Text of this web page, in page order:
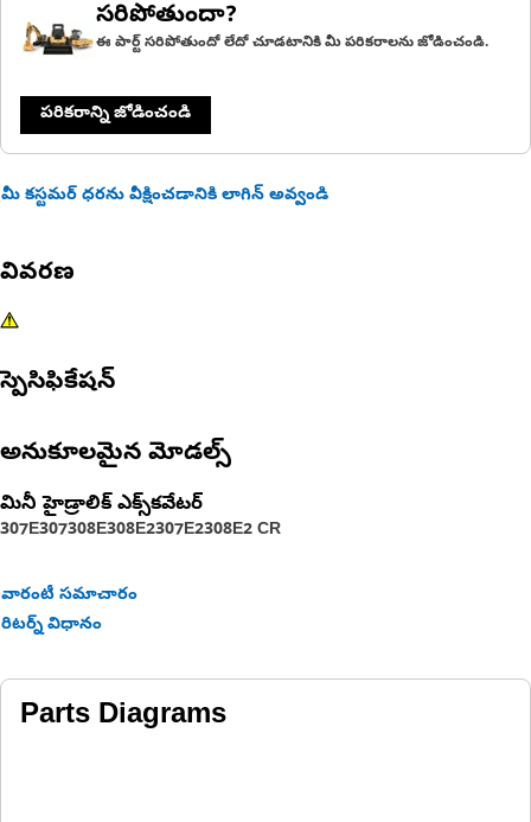
సరిపోతుందా?
ఈ పార్ట్ సరిపోతుందో లేదో చూడటానికి మీ పరికరాలను జోడించండి.
పరికరాన్ని జోడించండి
మీ కస్టమర్ ధరను వీక్షించడానికి లాగిన్ అవ్వండి
వివరణ
స్పెసిఫికేషన్
అనుకూలమైన మోడల్స్
మినీ హైడ్రాలిక్ ఎక్స్‌కవేటర్
307E307308E308E2307E2308E2 CR
వారంటీ సమాచారం
రిటర్న్ విధానం
Parts Diagrams